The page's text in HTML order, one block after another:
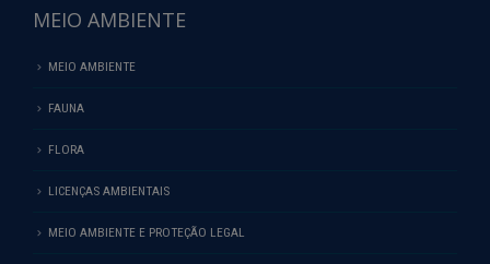
MEIO AMBIENTE
MEIO AMBIENTE
FAUNA
FLORA
LICENÇAS AMBIENTAIS
MEIO AMBIENTE E PROTEÇÃO LEGAL